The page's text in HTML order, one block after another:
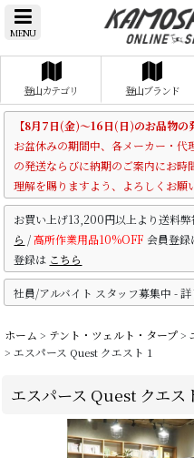
MENU
登山カテゴリ 登山ブランド
【8月7日(金)～16日(日)のお品物の
お盆休みの期間中、各メーカー・
の発送ならびに納期のご案内にお
理解を賜りますよう、よろしくお願
お買い上げ13,200円以上より送料弊
ら /高所作業用品10%OFF 会員登録
登録は こちら
社員/アルバイト スタッフ募集中 -
ホーム > テント・ツェルト・タープ>
> エスパース Quest クエスト 1
エスパース Quest クエス